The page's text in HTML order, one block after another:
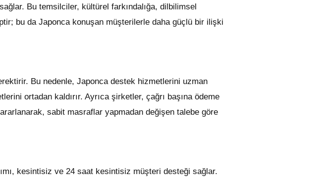
Bu temsilciler, kültürel farkındalığa, dilbilimsel
bu da Japonca konuşan müşterilerle daha güçlü bir ilişki
Bu nedenle, Japonca destek hizmetlerini uzman
ortadan kaldırır. Ayrıca şirketler, çağrı başına ödeme
sabit masraflar yapmadan değişen talebe göre
kesintisiz ve 24 saat kesintisiz müşteri desteği sağlar.